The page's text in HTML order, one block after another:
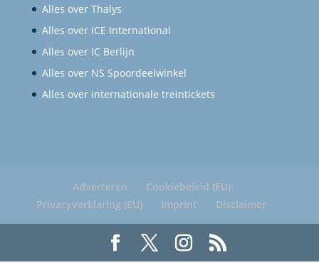
Alles over Thalys
Alles over ICE International
Alles over IC Berlijn
Alles over NS Spoordeelwinkel
Alles over internationale treintickets
Adverteren
Cookiebeleid (EU)
Privacyverklaring (EU)
Imprint Disclaimer